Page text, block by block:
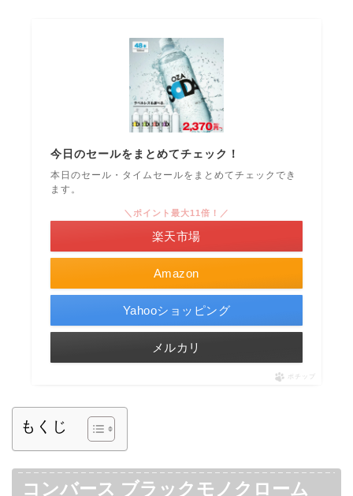
今日のセールをまとめてチェック！
本日のセール・タイムセールをまとめてチェックでき
ます。
Amazon
＼ポイント最大11倍！／
楽天市場
Yahooショッピング
メルカリ
ポチップ
もくじ
コンバース ブラックモノクローム